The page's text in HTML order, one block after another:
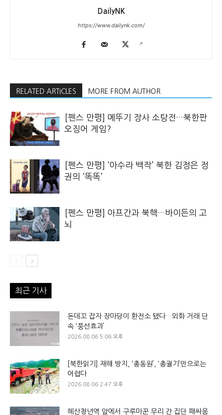
DailyNK
https://www.dailynk.com/
RELATED ARTICLES MORE FROM AUTHOR
[펜스 만평] 메뚜기 장사 소탕전…북한판
오징어 게임?
[펜스 만평] ‘아수라 백작’ 북한 김정은 정
권의 ‘똑똑’
[펜스 만평] 아프간과 북핵…바이든의 고
뇌
최근 기사
돈데꼬 잡자 장마당이 환전소 됐다…외화 거래 단
속 ‘풍선효과’
2026.08.06 5:06 오후
[북한읽기] 재해 방지, ‘총동원’, ‘총궐기’만으로는
어렵다
2026.08.06 2:47 오후
혜산청년역 앞에서 구루마꾼 무리 간 집단 패싸움